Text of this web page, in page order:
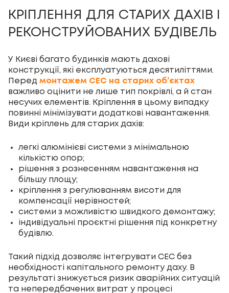
КРІПЛЕННЯ ДЛЯ СТАРИХ ДАХІВ І
РЕКОНСТРУЙОВАНИХ БУДІВЕЛЬ
У Києві багато будинків мають дахові
конструкції, які експлуатуються десятиліттями.
Перед монтажем СЕС на старих об’єктах
важливо оцінити не лише тип покрівлі, а й стан
несучих елементів. Кріплення в цьому випадку
повинні мінімізувати додаткові навантаження.
Види кріплень для старих дахів:
легкі алюмінієві системи з мінімальною
кількістю опор;
рішення з рознесенням навантаження на
більшу площу;
кріплення з регулюванням висоти для
компенсації нерівностей;
системи з можливістю швидкого демонтажу;
індивідуальні проєктні рішення під конкретну
будівлю.
Такий підхід дозволяє інтегрувати СЕС без
необхідності капітального ремонту даху. В
результаті знижується ризик аварійних ситуацій
та непередбачених витрат у процесі